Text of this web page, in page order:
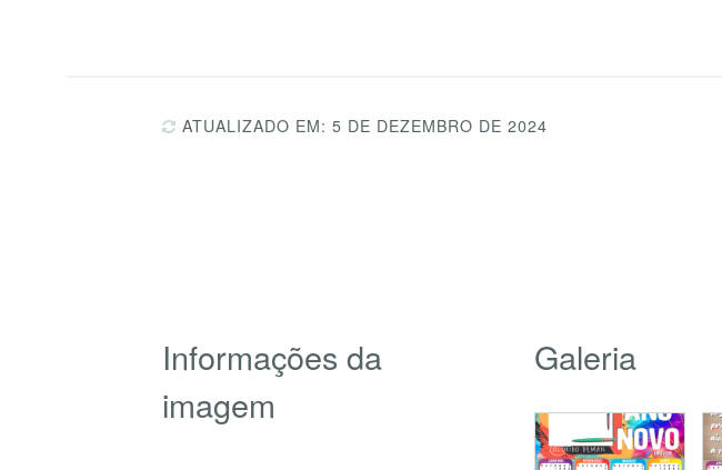
ATUALIZADO EM: 5 DE DEZEMBRO DE 2024
Informações da
imagem
Galeria